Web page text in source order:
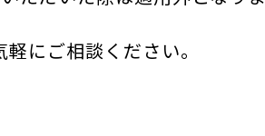
軽にご相談ください。